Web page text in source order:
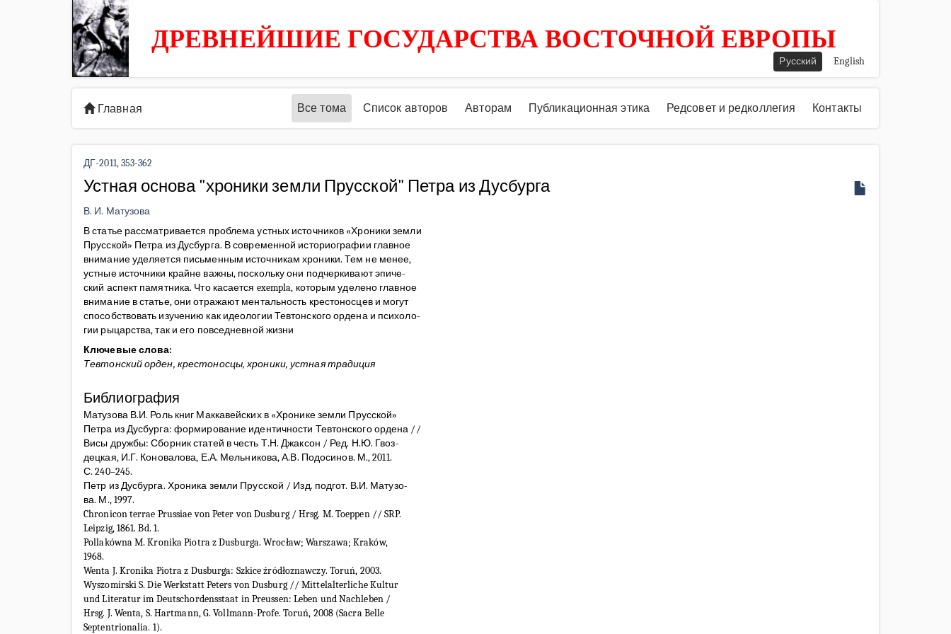
ДРЕВНЕЙШИЕ ГОСУДАРСТВА ВОСТОЧНОЙ ЕВРОПЫ
Русский English
Главная Все тома Список авторов Авторам Публикационная этика Редсовет и редколлегия Контакты
ДГ-2011, 353-362
Устная основа "хроники земли Прусской" Петра из Дусбурга
В. И. Матузова
В статье рассматривается проблема устных источников «Хроники земли
Прусской» Петра из Дусбурга. В современной историографии главное
внимание уделяется письменным источникам хроники. Тем не менее,
устные источники крайне важны, поскольку они подчеркивают эпиче-
ский аспект памятника. Что касается exempla, которым уделено главное
внимание в статье, они отражают ментальность крестоносцев и могут
способствовать изучению как идеологии Тевтонского ордена и психоло-
гии рыцарства, так и его повседневной жизни
Ключевые слова:
Тевтонский орден, крестоносцы, хроники, устная традиция
Библиография
Матузова В.И. Роль книг Маккавейских в «Хронике земли Прусской»
Петра из Дусбурга: формирование идентичности Тевтонского ордена //
Висы дружбы: Сборник статей в честь Т.Н. Джаксон / Ред. Н.Ю. Гвоз-
децкая, И.Г. Коновалова, Е.А. Мельникова, А.В. Подосинов. М., 2011.
С. 240–245.
Петр из Дусбурга. Хроника земли Прусской / Изд. подгот. В.И. Матузо-
ва. М., 1997.
Chronicon terrae Prussiae von Peter von Dusburg / Hrsg. M. Toeppen // SRP.
Leipzig, 1861. Bd. 1.
Pollakówna M. Kronika Piotra z Dusburga. Wrocław; Warszawa; Kraków,
1968.
Wenta J. Kronika Piotra z Dusburga: Szkice źródłoznawczy. Toruń, 2003.
Wyszomirski S. Die Werkstatt Peters von Dusburg // Mittelalterliche Kultur
und Literatur im Deutschordensstaat in Preussen: Leben und Nachleben /
Hrsg. J. Wenta, S. Hartmann, G. Vollmann-Profe. Toruń, 2008 (Sacra Belle
Septentrionalia. 1).